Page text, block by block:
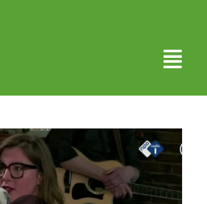
Over ons
Waar actief?